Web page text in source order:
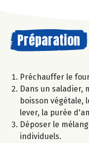
Préparation
Préchauffer le four
Dans un saladier,
boisson végétale,
lever, la purée
Déposer le
individuels.